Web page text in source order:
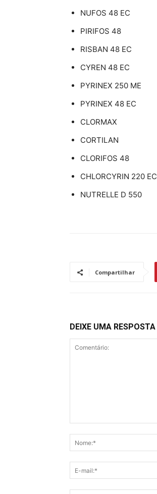
NUFOS 48 EC
PIRIFOS 48
RISBAN 48 EC
CYREN 48 EC
PYRINEX 250 ME
PYRINEX 48 EC
CLORMAX
CORTILAN
CLORIFOS 48
CHLORCYRIN 220 EC
NUTRELLE D 550
Compartilhar
DEIXE UMA RESPOSTA